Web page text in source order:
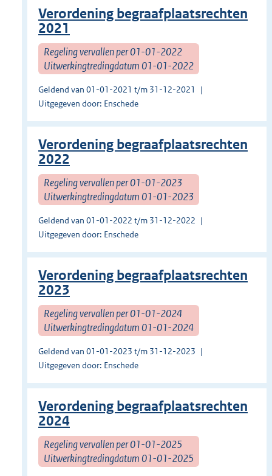
Verordening begraafplaatsrechten
2021
Regeling vervallen per 01-01-2022
Uitwerkingtredingdatum 01-01-2022
Geldend van 01-01-2021 t/m 31-12-2021
Uitgegeven door: Enschede
Verordening begraafplaatsrechten
2022
Regeling vervallen per 01-01-2023
Uitwerkingtredingdatum 01-01-2023
Geldend van 01-01-2022 t/m 31-12-2022
Uitgegeven door: Enschede
Verordening begraafplaatsrechten
2023
Regeling vervallen per 01-01-2024
Uitwerkingtredingdatum 01-01-2024
Geldend van 01-01-2023 t/m 31-12-2023
Uitgegeven door: Enschede
Verordening begraafplaatsrechten
2024
Regeling vervallen per 01-01-2025
Uitwerkingtredingdatum 01-01-2025